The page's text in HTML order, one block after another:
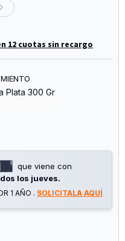
12 cuotas sin recargo
Plata 300 Gr
que viene con
los jueves.
1 AÑO . SOLICITALA AQUÍ